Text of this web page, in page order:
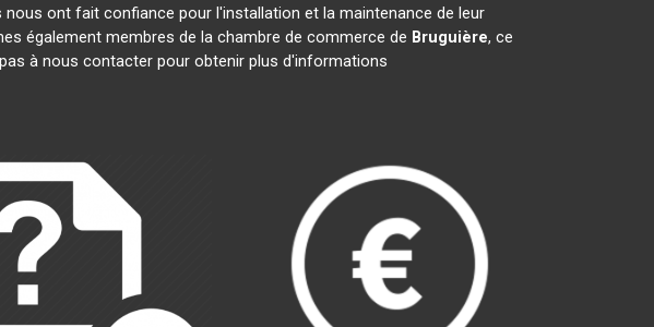
ont fait confiance pour l'installation et la maintenance de leur
également membres de la chambre de commerce de Bruguière, ce
à nous contacter pour obtenir plus d'informations